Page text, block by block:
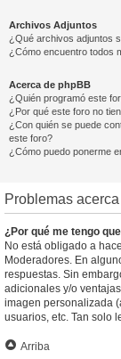
Archivos Adjuntos
¿Qué archivos adjuntos
¿Cómo encuentro todos
Acerca de phpBB
¿Quién programó este
¿Por qué este foro no
¿Con quién se puede
este foro?
¿Cómo puedo ponerme
Problemas
¿Por qué me tengo
No está obligado a
Moderadores. En
respuestas. Sin
adicionales y/o
imagen personalizada
usuarios, etc. Tan solo
Arriba